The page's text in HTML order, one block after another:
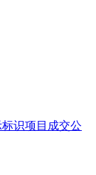
识项目成交公